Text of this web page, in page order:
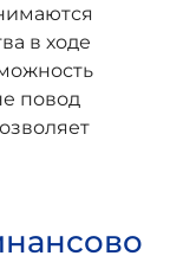
в ходе
повод